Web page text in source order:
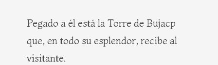
Pegado a él está la Torre de Bujacp
que, en todo su esplendor, recibe al
visitante.